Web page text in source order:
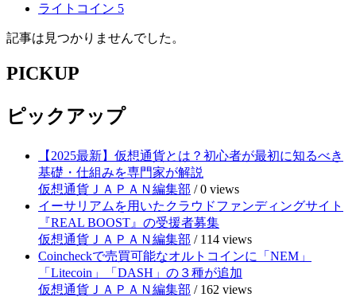
ライトコイン 5
記事は見つかりませんでした。
PICKUP
ピックアップ
【2025最新】仮想通貨とは？初心者が最初に知るべき
基礎・仕組みを専門家が解説
仮想通貨ＪＡＰＡＮ編集部 /0 views
イーサリアムを用いたクラウドファンディングサイト
『REAL BOOST』の受援者募集
仮想通貨ＪＡＰＡＮ編集部 / 114 views
Coincheckで売買可能なオルトコインに「NEM」
「Litecoin」「DASH」の３種が追加
仮想通貨ＪＡＰＡＮ編集部 / 162 views